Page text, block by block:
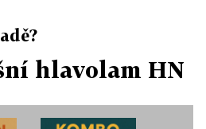
hlavolam HN